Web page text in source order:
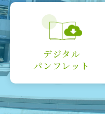
デジタル
パンフレット